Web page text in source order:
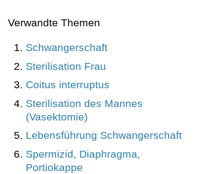
Verwandte Themen
Schwangerschaft
Sterilisation Frau
Coitus interruptus
Sterilisation des Mannes
(Vasektomie)
Lebensführung Schwangerschaft
Spermizid, Diaphragma,
Portiokappe